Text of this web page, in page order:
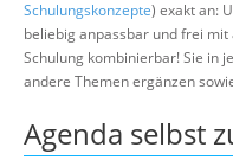
Schulungskonzepte) exakt an:
beliebig anpassbar und frei
Schulung kombinierbar! Sie in
andere Themen ergänzen
Agenda selbst